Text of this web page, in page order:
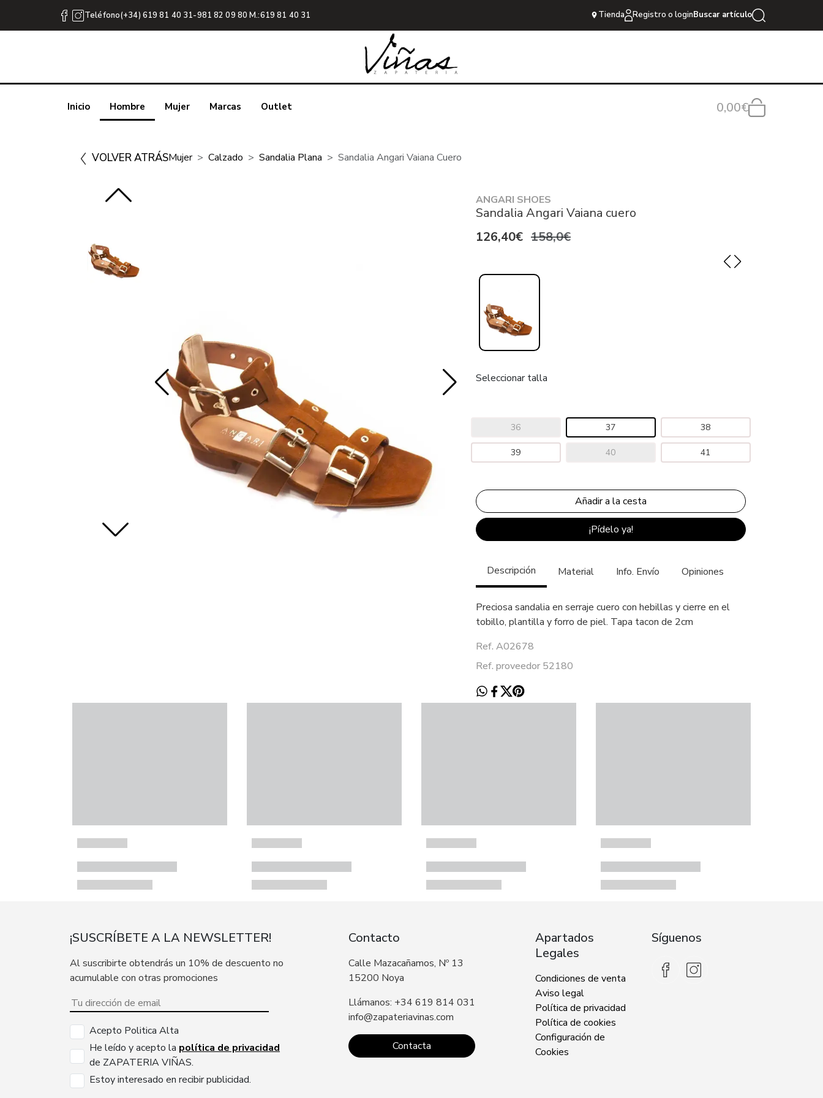
Teléfono(+34) 619 81 40 31-981 82 09 80 M.:619 81 40 31 Tienda Registro o loginBuscar artículo
Inicio Hombre Mujer Marcas Outlet 0,00€
VOLVER ATRÁSMujer Calzado Sandalia Plana Sandalia Angari Vaiana Cuero
ANGARI SHOES
Sandalia Angari Vaiana cuero
126,40€ 158,0€
Seleccionar talla
36 37 38
39 40 41
¡Pídelo ya!
Descripción Material Info. Envío Opiniones
Preciosa sandalia en serraje cuero con hebillas y cierre en el
tobillo, plantilla y forro de piel. Tapa tacon de 2cm
Ref. A02678
Ref. proveedor 52180
¡SUSCRÍBETE A LA NEWSLETTER!
Al suscribirte obtendrás un 10% de descuento no
acumulable con otras promociones
Acepto Politica Alta
He leído y acepto la política de privacidad
de ZAPATERIA VIÑAS.
Estoy interesado en recibir publicidad.
Contacto
Calle Mazacañamos, Nº 13
15200 Noya
Llámanos: +34 619 814 031
info@zapateriavinas.com
Contacta
Apartados
Legales
Condiciones de venta
Aviso legal
Política de privacidad
Política de cookies
Configuración de
Cookies
Síguenos